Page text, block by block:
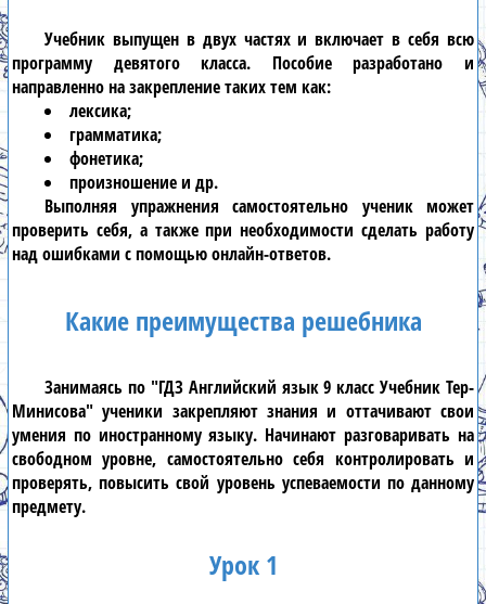
Учебник выпущен в двух частях и включает в себя всю
программу девятого класса. Пособие разработано и
направленно на закрепление таких тем как:
лексика;
грамматика;
фонетика;
произношение и др.
Выполняя упражнения самостоятельно ученик может
проверить себя, а также при необходимости сделать работу
над ошибками с помощью онлайн-ответов.
Какие преимущества решебника
Занимаясь по "ГДЗ Английский язык 9 класс Учебник Тер-
Минисова" ученики закрепляют знания и оттачивают свои
умения по иностранному языку. Начинают разговаривать на
свободном уровне, самостоятельно себя контролировать и
проверять, повысить свой уровень успеваемости по данному
предмету.
Урок 1